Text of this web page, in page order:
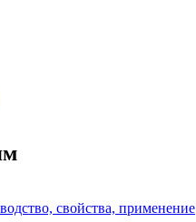
свойства, применение